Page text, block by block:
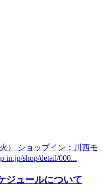
） ショップイン：川西モ
in.jp/shop/detail/000...
ジュールについて